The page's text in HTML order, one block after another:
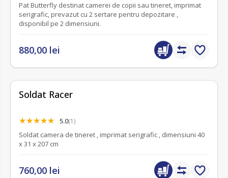
Pat Butterfly destinat camerei de copii sau tineret, imprimat
serigrafic, prevazut cu 2 sertare pentru depozitare ,
disponibil pe 2 dimensiuni.
880,00 lei
Soldat Racer
5.0(1)
Soldat camera de tineret , imprimat serigrafic , dimensiuni 40
x 31 x 207 cm
760,00 lei